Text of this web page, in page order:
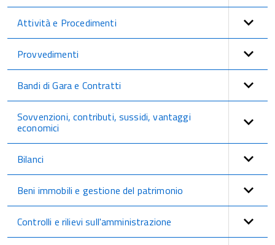
Attività e Procedimenti
Provvedimenti
Bandi di Gara e Contratti
Sovvenzioni, contributi, sussidi, vantaggi
economici
Bilanci
Beni immobili e gestione del patrimonio
Controlli e rilievi sull'amministrazione